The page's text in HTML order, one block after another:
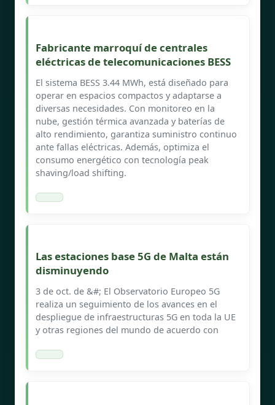
Fabricante marroquí de centrales
eléctricas de telecomunicaciones BESS
El sistema BESS 3.44 MWh, está diseñado para
operar en espacios compactos y adaptarse a
diversas necesidades. Con monitoreo en la
nube, gestión térmica avanzada y baterías de
alto rendimiento, garantiza suministro continuo
ante fallas eléctricas. Además, optimiza el
consumo energético con tecnología peak
shaving/load shifting.
Las estaciones base 5G de Malta están
disminuyendo
3 de oct. de &#; El Observatorio Europeo 5G
realiza un seguimiento de los avances en el
despliegue de infraestructuras 5G en toda la UE
y otras regiones del mundo de acuerdo con